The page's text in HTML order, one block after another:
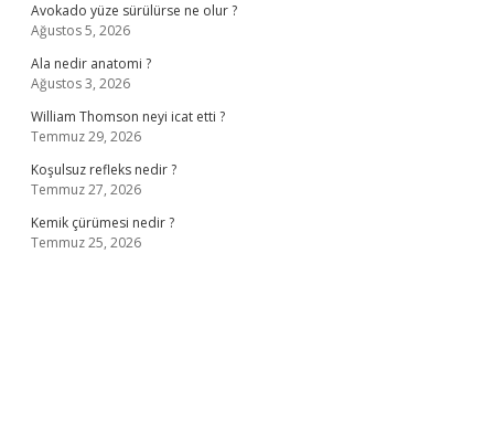
Avokado yüze sürülürse ne olur ?
Ağustos 5, 2026
Ala nedir anatomi ?
Ağustos 3, 2026
William Thomson neyi icat etti ?
Temmuz 29, 2026
Koşulsuz refleks nedir ?
Temmuz 27, 2026
Kemik çürümesi nedir ?
Temmuz 25, 2026